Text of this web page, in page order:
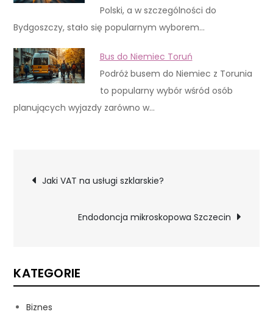
Polski, a w szczególności do
Bydgoszczy, stało się popularnym wyborem…
Bus do Niemiec Toruń
Podróż busem do Niemiec z Torunia
to popularny wybór wśród osób
planujących wyjazdy zarówno w…
Nawigacja
wpisu
Jaki VAT na usługi szklarskie?
Endodoncja mikroskopowa Szczecin
KATEGORIE
Biznes